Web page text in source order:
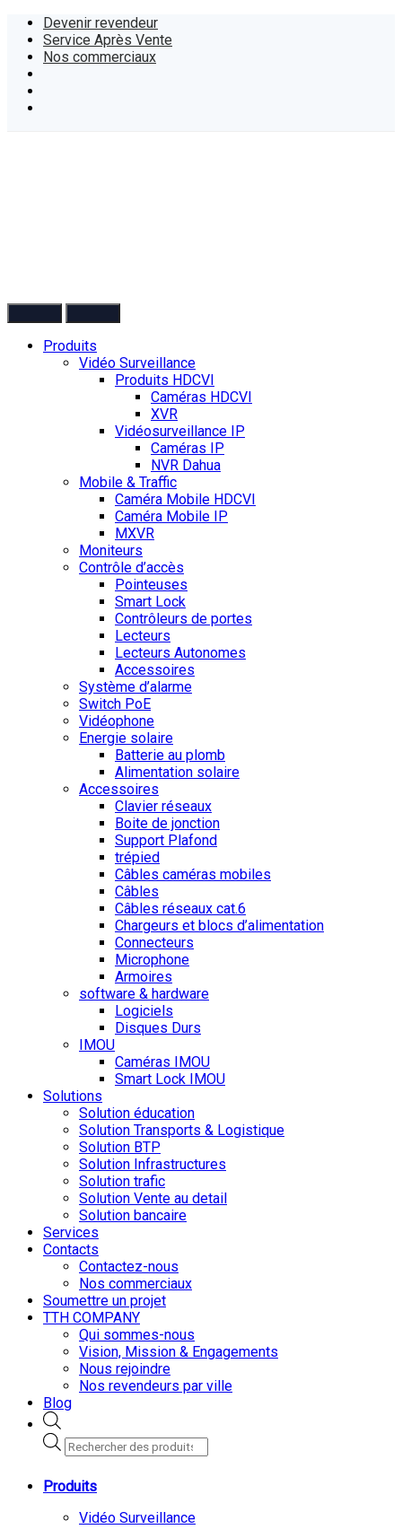
Devenir revendeur
Service Après Vente
Nos commerciaux
Produits
Vidéo Surveillance
Produits HDCVI
Caméras HDCVI
XVR
Vidéosurveillance IP
Caméras IP
NVR Dahua
Mobile & Traffic
Caméra Mobile HDCVI
Caméra Mobile IP
MXVR
Moniteurs
Contrôle d’accès
Pointeuses
Smart Lock
Contrôleurs de portes
Lecteurs
Lecteurs Autonomes
Accessoires
Système d’alarme
Switch PoE
Vidéophone
Energie solaire
Batterie au plomb
Alimentation solaire
Accessoires
Clavier réseaux
Boite de jonction
Support Plafond
trépied
Câbles caméras mobiles
Câbles
Câbles réseaux cat.6
Chargeurs et blocs d’alimentation
Connecteurs
Microphone
Armoires
software & hardware
Logiciels
Disques Durs
IMOU
Caméras IMOU
Smart Lock IMOU
Solutions
Solution éducation
Solution Transports & Logistique
Solution BTP
Solution Infrastructures
Solution trafic
Solution Vente au detail
Solution bancaire
Services
Contacts
Contactez-nous
Nos commerciaux
Soumettre un projet
TTH COMPANY
Qui sommes-nous
Vision, Mission & Engagements
Nous rejoindre
Nos revendeurs par ville
Blog
Recherche
de
Produits
Vidéo Surveillance